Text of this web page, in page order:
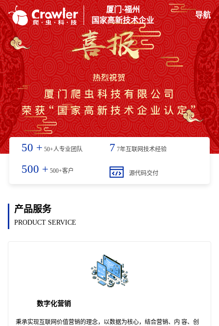
厦门·福州
国家高新技术企业
导航
50 + 50+人专业团队 7 7年互联网技术经验
500 + 500+客户 源代码交付
产品服务
PRODUCT SERVICE
数字化营销
秉承实现互联网价值营销的理念，以数据为核心，结合营销、内 容、创